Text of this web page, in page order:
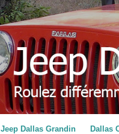
Jeep Dallas Grandin Dallas